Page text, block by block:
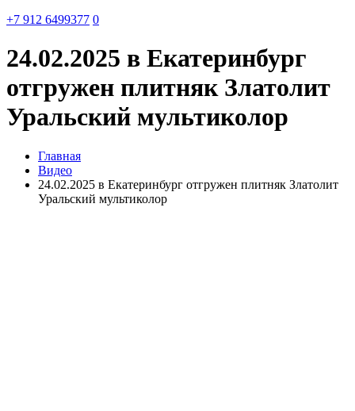
‪+7 912 6499377‬ 0
24.02.2025 в Екатеринбург
отгружен плитняк Златолит
Уральский мультиколор
Главная
Видео
24.02.2025 в Екатеринбург отгружен плитняк Златолит
Уральский мультиколор